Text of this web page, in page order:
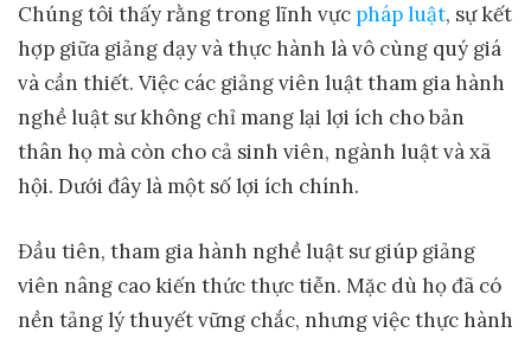
Chúng tôi thấy rằng trong lĩnh vực pháp luật, sự kết
hợp giữa giảng dạy và thực hành là vô cùng quý giá
và cần thiết. Việc các giảng viên luật tham gia hành
nghề luật sư không chỉ mang lại lợi ích cho bản
thân họ mà còn cho cả sinh viên, ngành luật và xã
hội. Dưới đây là một số lợi ích chính.
Đầu tiên, tham gia hành nghề luật sư giúp giảng
viên nâng cao kiến thức thực tiễn. Mặc dù họ đã có
nền tảng lý thuyết vững chắc, nhưng việc thực hành